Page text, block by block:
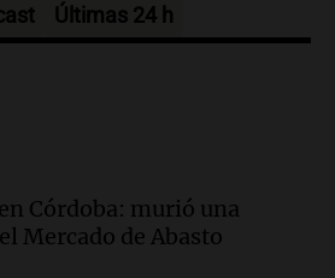
La Bulaye 2026
los visitantes
destituyeron a la
de Villa Santa Cruz
atrincheró
Últimas 24 h
Córdoba: murió una
Mercado de Abasto